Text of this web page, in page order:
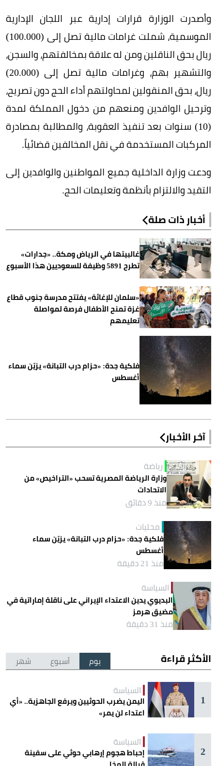
وأصدرت الوزارة قرارات إدارية عبر اللجان الإدارية
الموسمية، شملت غرامات مالية تصل إلى (100.000)
ريال بحق الناقلين ومن له علاقة بمخالفتهم، والسجن،
والتشهير بهم، وغرامات مالية تصل إلى (20.000)
ريال، بحق المنقولين لمحاولتهم أداء الحج دون تصريح،
وترحيل الوافدين ومنعهم من دخول المملكة لمدة
(10) سنوات بعد تنفيذ العقوبة، والمطالبة بمصادرة
المركبات المستخدمة في نقل المخالفين قضائياً.
ودعت وزارة الداخلية جميع المواطنين والوافدين إلى
التقيد والالتزام بأنظمة وتعليمات الحج.
أخبار ذات صلة
غالبيتها في الرياض ومكة.. «جدارات»
تطرح 5891 وظيفة للسعوديين هذا الأسبوع
«سلمان للإغاثة» يفتتح مدرسة جنوب قطاع
غزة تمنح الأطفال فرصة لمواصلة
تعليمهم
فلكية جدة: «حزام درب التبانة» يزيّن سماء
أغسطس
آخر الأخبار
رياضة
وزارة الرياضة المصرية تسحب «التراخيص» من
الاتحادات
منذ 9 دقائق
محليات
فلكية جدة: «حزام درب التبانة» يزيّن سماء
أغسطس
منذ 21 دقيقة
السياسة
البديوي يدين الاعتداء الإيراني على ناقلة إماراتية في
مضيق هرمز
منذ 31 دقيقة
الأكثر قراءة يوم أسبوع شهر
1
السياسة
اليمن يضرب الحوثيين ويرفع الجاهزية.. «أي
اعتداء لن يمر»
2
السياسة
إحباط هجوم إرهابي حوثي على سفينة